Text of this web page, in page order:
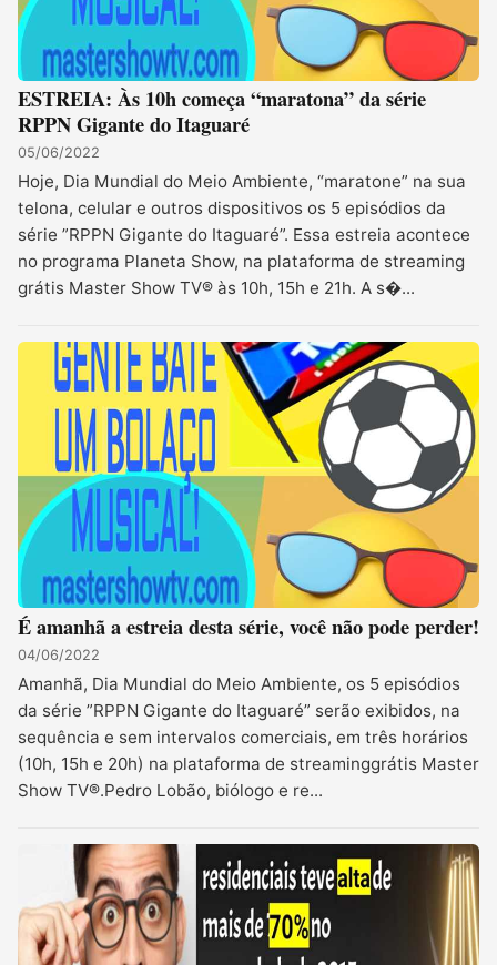
ESTREIA: Às 10h começa “maratona” da série
RPPN Gigante do Itaguaré
05/06/2022
Hoje, Dia Mundial do Meio Ambiente, “maratone” na sua
telona, celular e outros dispositivos os 5 episódios da
série ”RPPN Gigante do Itaguaré”. Essa estreia acontece
no programa Planeta Show, na plataforma de streaming
grátis Master Show TV® às 10h, 15h e 21h. A s�...
É amanhã a estreia desta série, você não pode perder!
04/06/2022
Amanhã, Dia Mundial do Meio Ambiente, os 5 episódios
da série ”RPPN Gigante do Itaguaré” serão exibidos, na
sequência e sem intervalos comerciais, em três horários
(10h, 15h e 20h) na plataforma de streaminggrátis Master
Show TV®.Pedro Lobão, biólogo e re...